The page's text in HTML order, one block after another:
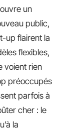
un
public,
up flairent la
flexibles,
voient rien
préoccupés
parfois à
cher : le
la